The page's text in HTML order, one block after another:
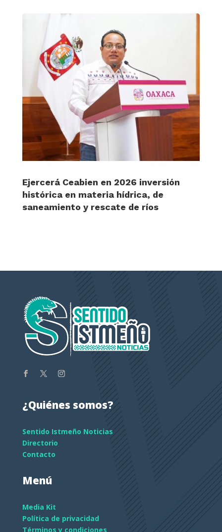
Ejercerá Ceabien en 2026 inversión
histórica en materia hídrica, de
saneamiento y rescate de ríos
¿Quiénes somos?
Sentido Istmeño Noticias
Directorio
Contacto
Menú
Media Kit
Política de privacidad
Términos y condiciones